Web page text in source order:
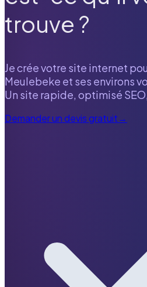
trouve ?
Je crée votre site internet
Meulebeke et ses environs
Un site rapide, optimisé
Demander un devis gratuit→